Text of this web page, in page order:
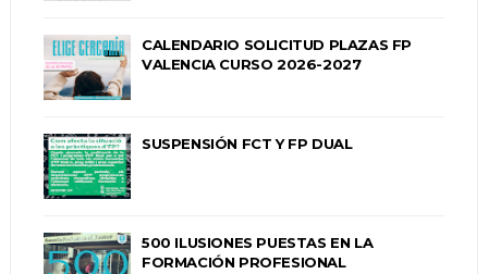
CALENDARIO SOLICITUD PLAZAS FP
VALENCIA CURSO 2026-2027
SUSPENSIÓN FCT Y FP DUAL
500 ILUSIONES PUESTAS EN LA
FORMACIÓN PROFESIONAL